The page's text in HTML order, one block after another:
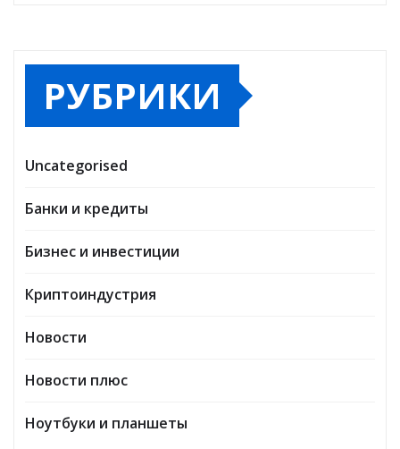
РУБРИКИ
Uncategorised
Банки и кредиты
Бизнес и инвестиции
Криптоиндустрия
Новости
Новости плюс
Ноутбуки и планшеты